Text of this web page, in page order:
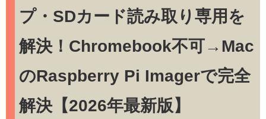
プ・SDカード読み取り専用を
解決！Chromebook不可→Mac
のRaspberry Pi Imagerで完全
解決【2026年最新版】